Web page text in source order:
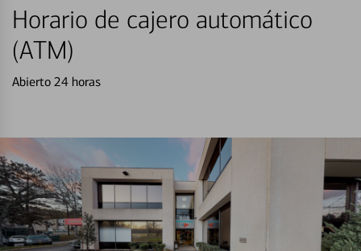
Horario de cajero automático
(ATM)
Abierto 24 horas